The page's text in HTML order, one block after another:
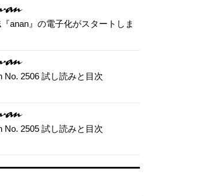
anan』の電子化がスタートしま
No. 2506 試し読みと目次
No. 2505 試し読みと目次